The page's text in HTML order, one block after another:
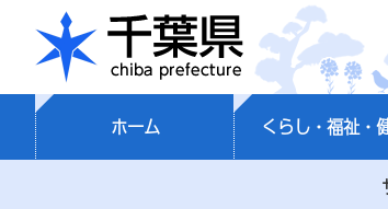
千葉県
ホーム くらし・福祉・